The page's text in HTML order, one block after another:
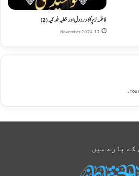
فاطمہ زہراؑ کا درد دل اور خطبہ فدکیہ (2)
17 November 2024
You
کے بارے میں